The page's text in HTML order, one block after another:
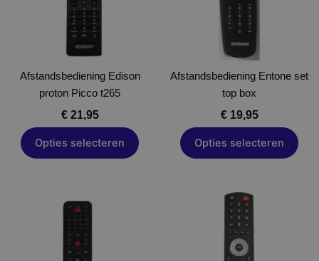
Afstandsbediening Edison
proton Picco t265
€21,95
Opties selecteren
Deze
optie
kan
gekozen
worden
op
de
productpagina
Afstandsbediening Entone set
top box
€19,95
Opties selecteren
Deze
optie
kan
gekozen
worden
op
de
productpagina
Dit
product
heeft
meerdere
Dit
product
heeft
meerdere